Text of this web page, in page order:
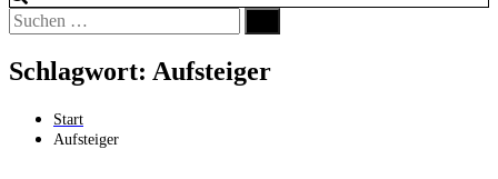
Suchen
nach:
Schlagwort: Aufsteiger
Start
Aufsteiger